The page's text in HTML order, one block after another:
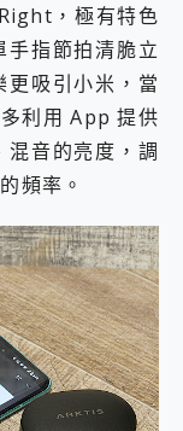
，極有特色
手指節拍清脆立
吸引小米，當
利用 App 提供
混音的亮度，調
頻率。